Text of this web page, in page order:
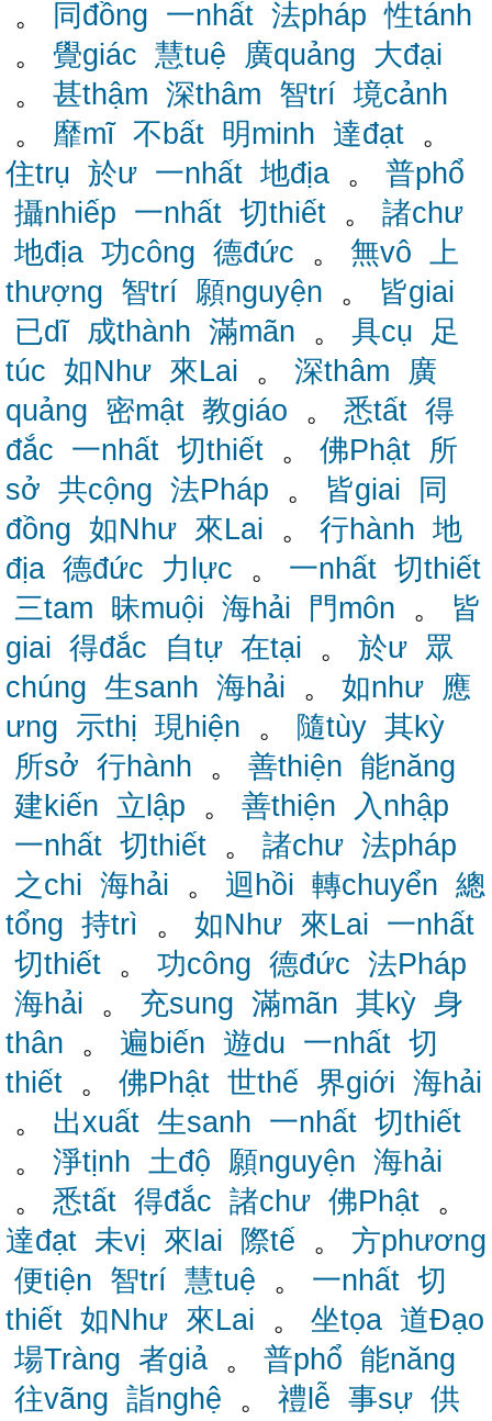
。 同đồng 一nhất 法pháp 性tánh
。 覺giác 慧tuệ 廣quảng 大đại
。 甚thậm 深thâm 智trí 境cảnh
。 靡mĩ 不bất 明minh 達đạt 。
住trụ 於ư 一nhất 地địa 。 普phổ
攝nhiếp 一nhất 切thiết 。 諸chư
地địa 功công 德đức 。 無vô 上
thượng 智trí 願nguyện 。 皆giai
已dĩ 成thành 滿mãn 。 具cụ
足
túc 如Như 來Lai 。 深thâm
廣
quảng 密mật 教giáo 。 悉tất 得
đắc 一nhất 切thiết 。 佛Phật 所
sở 共cộng 法Pháp 。 皆giai
同
đồng 如Như 來Lai 。 行hành 地
địa 德đức 力lực 。 一nhất 切thiết
三tam 昧muội 海hải 門môn 。 皆
giai 得đắc 自tự 在tại 。 於ư 眾
chúng 生sanh 海hải 。 如như
應
ưng 示thị 現hiện 。 隨tùy 其kỳ
所sở 行hành 。 善thiện 能năng
建kiến 立lập 。 善thiện
入nhập
一nhất 切thiết 。 諸chư 法pháp
之chi 海hải 。 迴hồi 轉chuyển 總
tổng 持trì 。 如Như 來Lai 一nhất
切thiết 。 功công 德đức 法Pháp
海hải 。 充sung 滿mãn 其kỳ 身
thân 。 遍biến 遊du 一nhất 切
thiết 。 佛Phật 世thế 界giới 海hải
。 出xuất 生sanh 一nhất 切thiết
。 淨tịnh 土độ 願nguyện 海hải
。 悉tất 得đắc 諸chư 佛Phật 。
達đạt 未vị 來lai 際tế 。 方phương
便tiện 智trí 慧tuệ 。 一nhất 切
thiết 如Như 來Lai 。 坐tọa 道Đạo
場Tràng 者giả 。 普phổ 能năng
往vãng 詣nghệ 。 禮lễ 事sự 供